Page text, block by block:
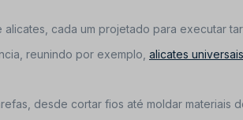
cada um projetado para executar
reunindo por exemplo, alicates universais
desde cortar fios até moldar materiais